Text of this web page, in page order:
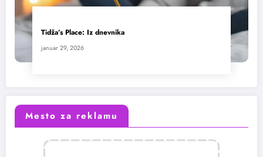
Tidža’s Place: Iz dnevnika
januar 29, 2026
Mesto za reklamu